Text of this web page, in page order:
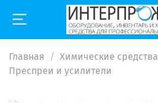
Главная Химические средства
Преспреи и усилители